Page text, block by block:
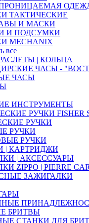
ТАКТИЧЕСКИЕ
И МАСКИ
И ПОДСУМКИ
MECHANIX
все
| КОЛЬЦА
ЧАСЫ -
ЧАСЫ
ИНСТРУМЕНТЫ
РУЧКИ FISHER
РУЧКИ
РУЧКИ
РУЧКИ
| КАРТРИДЖИ
| АКСЕССУАРЫ
ZIPPO | PIERRE
ЗАЖИГАЛКИ
БРИТВЫ
СТАНКИ ДЛЯ